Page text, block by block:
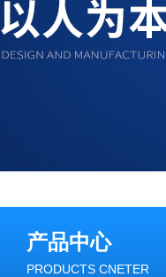
产品中心
PRODUCTS CNETER